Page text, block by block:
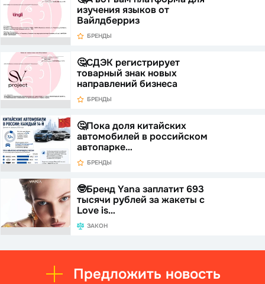
изучения языков от
Вайлдберриз
БРЕНДЫ
🤔СДЭК регистрирует
товарный знак новых
направлений бизнеса
БРЕНДЫ
🤔Пока доля китайских
автомобилей в российском
автопарке…
БРЕНДЫ
🤓Бренд Yana заплатит 693
тысячи рублей за жакеты с
Love is…
ЗАКОН
Предложить новость